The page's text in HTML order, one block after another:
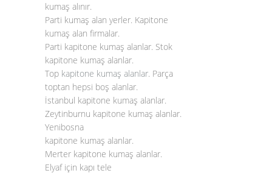
kumaş alınır.
Parti kumaş alan yerler. Kapitone
kumaş alan firmalar.
Parti kapitone kumaş alanlar. Stok
kapitone kumaş alanlar.
Top kapitone kumaş alanlar. Parça
toptan hepsi boş alanlar.
İstanbul kapitone kumaş alanlar.
Zeytinburnu kapitone kumaş alanlar.
Yenibosna
kapitone kumaş alanlar.
Merter kapitone kumaş alanlar.
Elyaf için kapı tele